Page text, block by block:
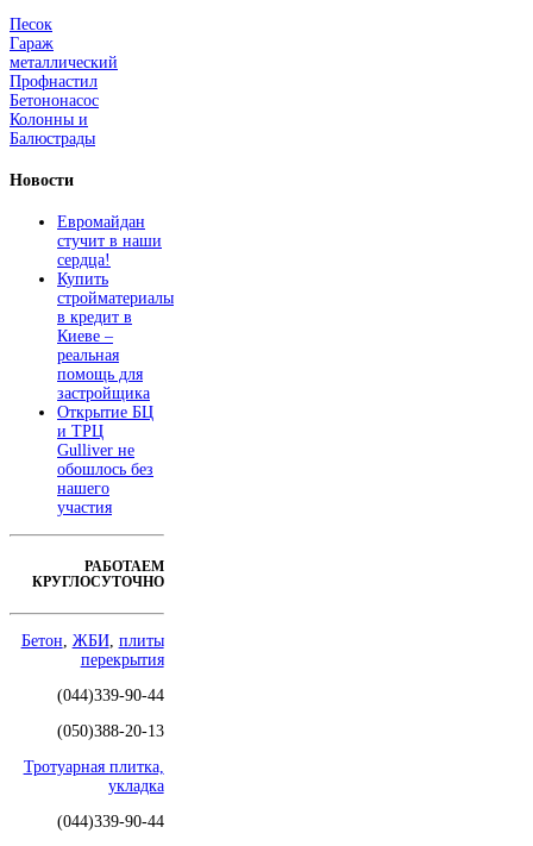
Песок
Гараж
металлический
Профнастил
Бетононасос
Колонны и
Балюстрады
Новости
Евромайдан
стучит в наши
сердца!
Купить
стройматериалы
в кредит в
Киеве –
реальная
помощь для
застройщика
Открытие БЦ
и ТРЦ
Gulliver не
обошлось без
нашего
участия
РАБОТАЕМ
КРУГЛОСУТОЧНО
Бетон, ЖБИ, плиты
перекрытия
(044)339-90-44
(050)388-20-13
Тротуарная плитка,
укладка
(044)339-90-44